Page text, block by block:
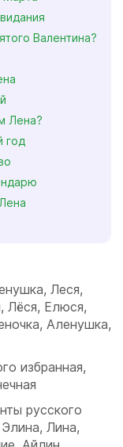
Валентина?
Лена?
год
Леся,
Лёся, Елюся,
Аленушка,
избранная,
русского
Лина,